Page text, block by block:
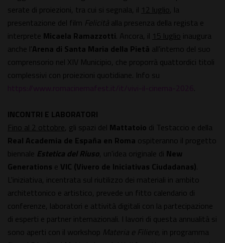
serate di proiezioni, tra cui si segnala, il 12 luglio, la
presentazione del film Felicità alla presenza della regista e
interprete Micaela Ramazzotti. Ancora, il 15 luglio inaugura
anche l'Arena di Santa Maria della Pietà all'interno del suo
comprensorio nel XIV Municipio, che proporrà quattordici titoli
complessivi con proiezioni quotidiane. Info su
https://www.romacinemafest.it/it/vivi-il-cinema-2026.
INCONTRI E LABORATORI
Fino al 2 ottobre, gli spazi del Mattatoio di Testaccio e della
Real Academia de España en Roma ospiteranno il progetto
biennale Estetica del Riuso, un'idea originale di New
Generations e VIC (Vivero de Iniciativas Ciudadanas).
L'iniziativa, incentrata sul riutilizzo dei materiali in ambito
architettonico e artistico, prevede un fitto calendario di
conferenze, laboratori e attività digitali con la partecipazione
di esperti e partner internazionali. I lavori di questa annualità si
sono aperti con il workshop Materia e Filiere, in programma